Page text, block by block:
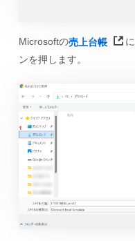
Microsoftの売上台帳
ンを押します。